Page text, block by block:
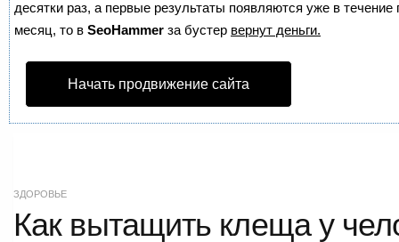
десятки раз, а первые результаты появляются уже в
месяц, то в SeoHammer за бустер вернут деньги.
Начать продвижение сайта
ЗДОРОВЬЕ
Как вытащить клеща у